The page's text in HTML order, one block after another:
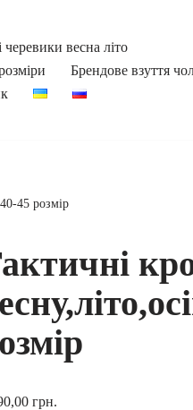
черевики весна літо
Брендове взуття
45 розмір
грн.